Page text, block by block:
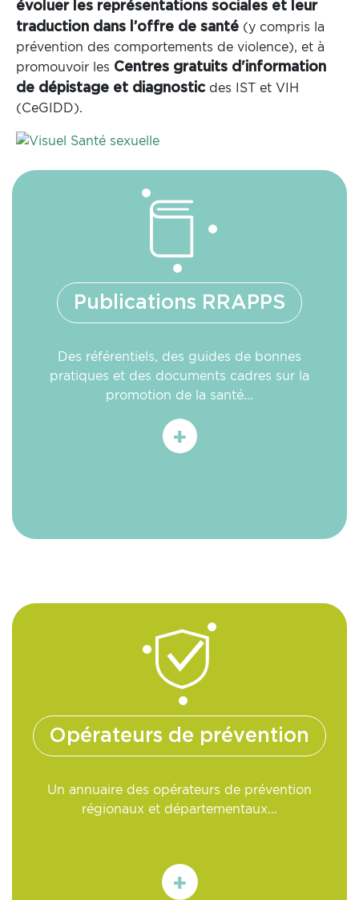
évoluer les représentations sociales et leur
traduction dans l’offre de santé (y compris la
prévention des comportements de violence), et à
promouvoir les Centres gratuits d'information
de dépistage et diagnosticdes IST et VIH
(CeGIDD).
Publications RRAPPS
Des référentiels, des guides de bonnes
pratiques et des documents cadres sur la
promotion de la santé...
En
savoir
Opérateurs de prévention
Un annuaire des opérateurs de prévention
régionaux et départementaux...
En